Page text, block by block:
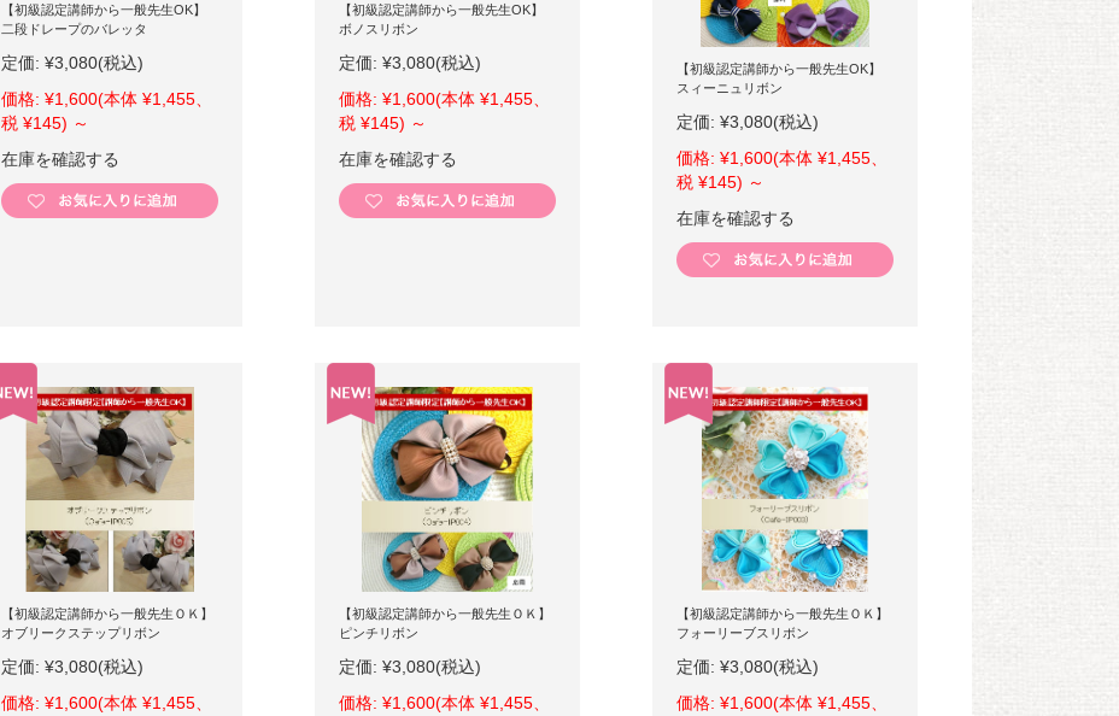
【初級認定講師から一般先生OK】
二段ドレープのバレッタ
定価: ¥3,080(税込)
価格: ¥1,600(本体 ¥1,455、
税 ¥145) ～
在庫を確認する
【初級認定講師から一般先生OK】
ボノスリボン
定価: ¥3,080(税込)
価格: ¥1,600(本体 ¥1,455、
税 ¥145) ～
在庫を確認する
【初級認定講師から一般先生OK】
スィーニュリボン
定価: ¥3,080(税込)
価格: ¥1,600(本体 ¥1,455、
税 ¥145) ～
在庫を確認する
【初級認定講師から一般先生ＯＫ】
オブリークステップリボン
定価: ¥3,080(税込)
価格: ¥1,600(本体 ¥1,455、
【初級認定講師から一般先生ＯＫ】
ピンチリボン
定価: ¥3,080(税込)
価格: ¥1,600(本体 ¥1,455、
【初級認定講師から一般先生ＯＫ】
フォーリーブスリボン
定価: ¥3,080(税込)
価格: ¥1,600(本体 ¥1,455、